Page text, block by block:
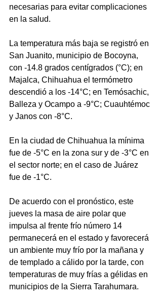
necesarias para evitar complicaciones
en la salud.
La temperatura más baja se registró en
San Juanito, municipio de Bocoyna,
con -14.8 grados centígrados (°C); en
Majalca, Chihuahua el termómetro
descendió a los -14°C; en Temósachic,
Balleza y Ocampo a -9°C; Cuauhtémoc
y Janos con -8°C.
En la ciudad de Chihuahua la mínima
fue de -5°C en la zona sur y de -3°C en
el sector norte; en el caso de Juárez
fue de -1°C.
De acuerdo con el pronóstico, este
jueves la masa de aire polar que
impulsa al frente frío número 14
permanecerá en el estado y favorecerá
un ambiente muy frío por la mañana y
de templado a cálido por la tarde, con
temperaturas de muy frías a gélidas en
municipios de la Sierra Tarahumara.